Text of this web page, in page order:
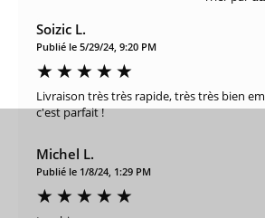
Soizic L.
Publié le 5/29/24, 9:20 PM
Livraison très très rapide, très très bien
c'est parfait !
Michel L.
Publié le 1/8/24, 1:29 PM